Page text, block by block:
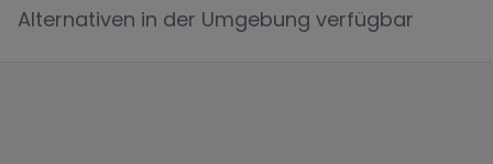
Alternativen in der Umgebung verfügbar